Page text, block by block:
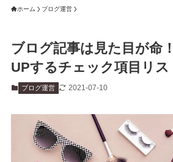
ホーム ブログ運営
ブログ記事は見た目が命
UPするチェック項目リス
ブログ運営 2021-07-10